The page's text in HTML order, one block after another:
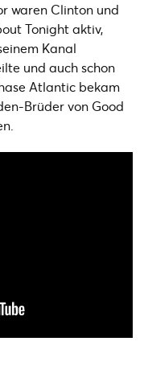
waren Clinton und
Tonight aktiv,
Kanal
und auch schon
Atlantic bekam
Brüder von Good